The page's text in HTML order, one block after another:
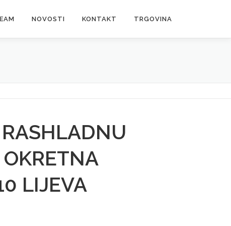
NOVOSTI KONTAKT TRGOVINA
LIJEVA